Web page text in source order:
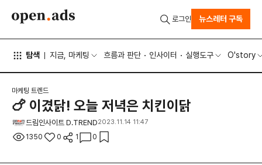
탐색 지금, 마케팅 흐름과 판단 인사이터 실행도구 O'story
로그인 뉴스레터 구독
마케팅 트렌드
🍗 이겼닭! 오늘 저녁은 치킨이닭
드림인사이트 D.TREND2023.11.14 11:47
1350 0 1 0